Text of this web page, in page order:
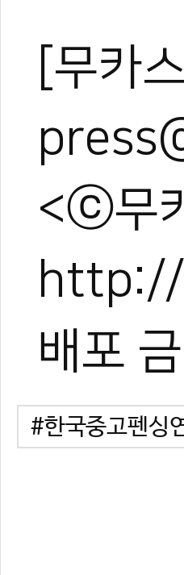
[무카
<ⓒ무
http://
배포